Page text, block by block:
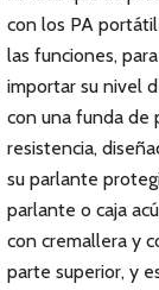
con los PA
las funciones,
importar su nivel
con una funda de
resistencia,
su parlante
parlante o caja
con cremallera y
parte superior, y